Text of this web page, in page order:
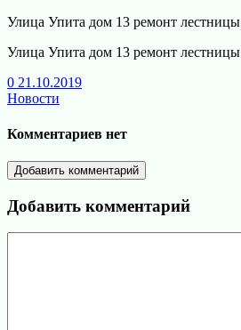
Улица Упита дом 13 ремонт лестницы
Улица Упита дом 13 ремонт лестницы
0 21.10.2019
Новости
Комментариев нет
Добавить комментарий
Добавить комментарий